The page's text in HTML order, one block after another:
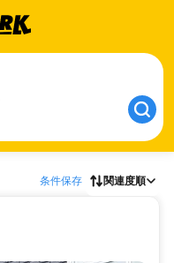
条件保存 関連度順